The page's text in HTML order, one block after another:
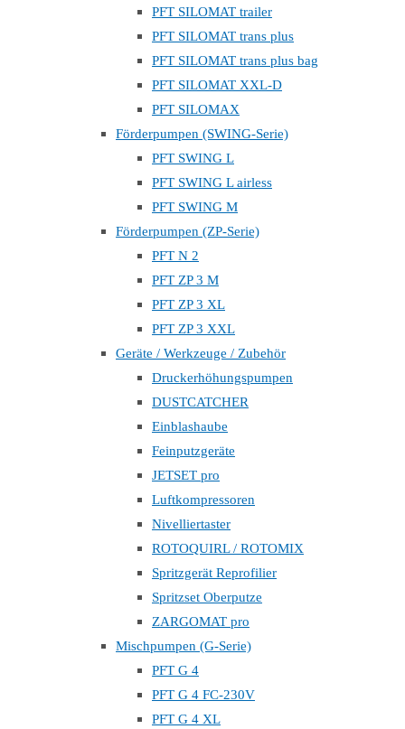
PFT SILOMAT trailer
PFT SILOMAT trans plus
PFT SILOMAT trans plus bag
PFT SILOMAT XXL-D
PFT SILOMAX
Förderpumpen (SWING-Serie)
PFT SWING L
PFT SWING L airless
PFT SWING M
Förderpumpen (ZP-Serie)
PFT N 2
PFT ZP 3 M
PFT ZP 3 XL
PFT ZP 3 XXL
Geräte / Werkzeuge / Zubehör
Druckerhöhungspumpen
DUSTCATCHER
Einblashaube
Feinputzgeräte
JETSET pro
Luftkompressoren
Nivelliertaster
ROTOQUIRL / ROTOMIX
Spritzgerät Reprofilier
Spritzset Oberputze
ZARGOMAT pro
Mischpumpen (G-Serie)
PFT G 4
PFT G 4 FC-230V
PFT G 4 XL